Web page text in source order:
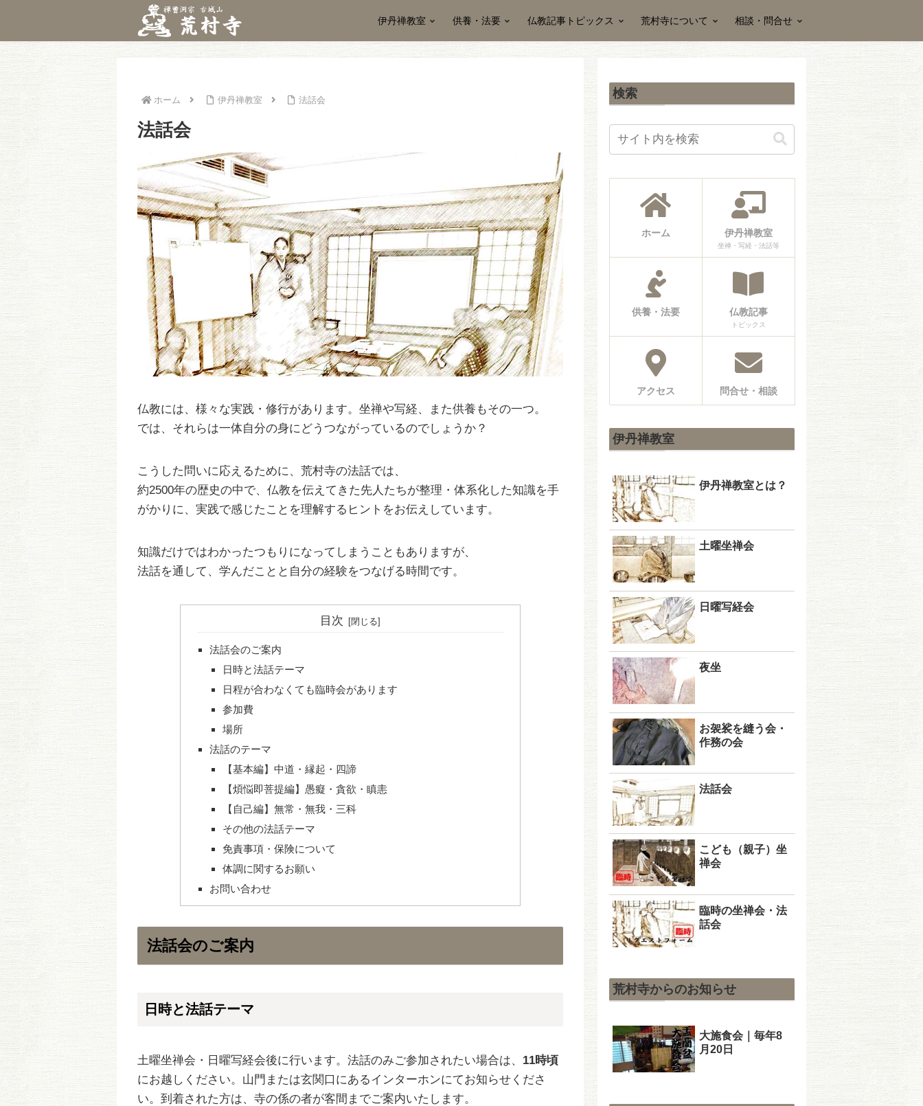
伊丹禅教室 供養・法要 仏教記事トピックス 荒村寺について 相談・問合せ
ホーム 伊丹禅教室 法話会
法話会
仏教には、様々な実践・修行があります。坐禅や写経、また供養もその一つ。
では、それらは一体自分の身にどうつながっているのでしょうか？
こうした問いに応えるために、荒村寺の法話では、
約2500年の歴史の中で、仏教を伝えてきた先人たちが整理・体系化した知識を手
がかりに、実践で感じたことを理解するヒントをお伝えしています。
知識だけではわかったつもりになってしまうこともありますが、
法話を通して、学んだことと自分の経験をつなげる時間です。
目次
法話会のご案内
日時と法話テーマ
日程が合わなくても臨時会があります
参加費
場所
法話のテーマ
【基本編】中道・縁起・四諦
【煩悩即菩提編】愚癡・貪欲・瞋恚
【自己編】無常・無我・三科
その他の法話テーマ
免責事項・保険について
体調に関するお願い
お問い合わせ
法話会のご案内
日時と法話テーマ
土曜坐禅会・日曜写経会後に行います。法話のみご参加されたい場合は、 11時頃
にお越しください。山門または玄関口にあるインターホンにてお知らせくださ
い。到着された方は、寺の係の者が客間までご案内いたします。
検索
ホーム 伊丹禅教室
坐禅・写経・法話等
供養・法要 仏教記事
トピックス
アクセス 問合せ・相談
伊丹禅教室
伊丹禅教室とは？
土曜坐禅会
日曜写経会
夜坐
お袈裟を縫う会・
作務の会
法話会
こども（親子）坐
禅会
臨時の坐禅会・法
話会
荒村寺からのお知らせ
大施食会｜毎年8
月20日